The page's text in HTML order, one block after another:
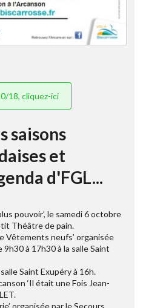
18, cliquez-ici
saisons
et
d'FGL...
pouvoir’, le samedi 6 octobre
Théâtre de pain.
Vêtements neufs’ organisée
9h30 à 17h30 à la salle Saint
Saint Exupéry à 16h.
‘Il était une Fois Jean-
organisée par le Secours